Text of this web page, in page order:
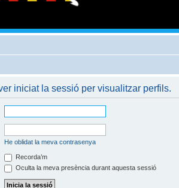
iniciat la sessió per visualitzar perfils.
He oblidat la meva contrasenya
Recorda’m
Oculta la meva presència durant aquesta sessió